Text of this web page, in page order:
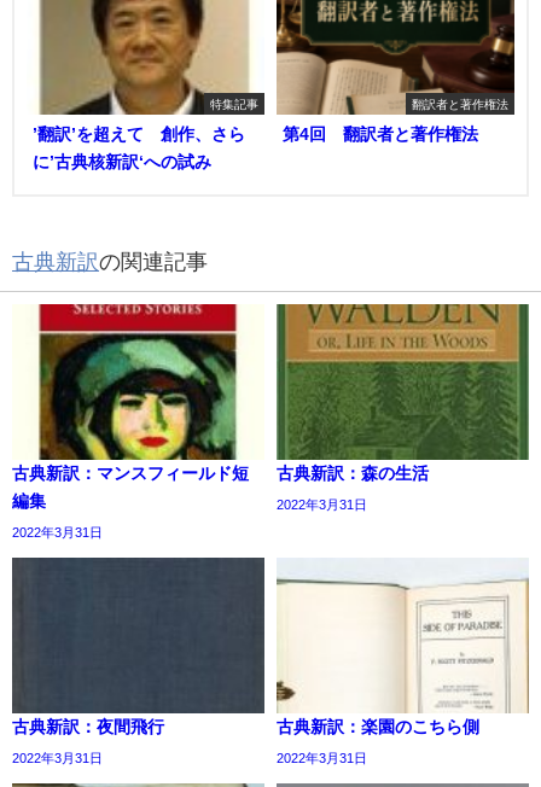
特集記事
’翻訳’を超えて 創作、さら
に’古典核新訳‘への試み
翻訳者と著作権法
第4回 翻訳者と著作権法
古典新訳の関連記事
古典新訳：マンスフィールド短
編集
2022年3月31日
古典新訳：森の生活
2022年3月31日
古典新訳：夜間飛行
2022年3月31日
古典新訳：楽園のこちら側
2022年3月31日